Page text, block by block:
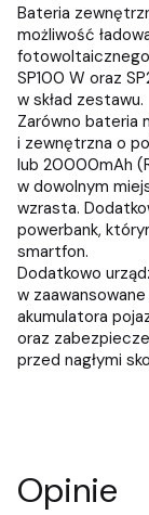
Bateria
możliwość
SP100 W oraz
w skład zestawu.
Zarówno bateria
i zewnętrzna o
lub 20000mAh
w dowolnym
wzrasta.
powerbank,
smartfon.
Dodatkowo
w
akumulatora
oraz
przed nagłymi
Opinie